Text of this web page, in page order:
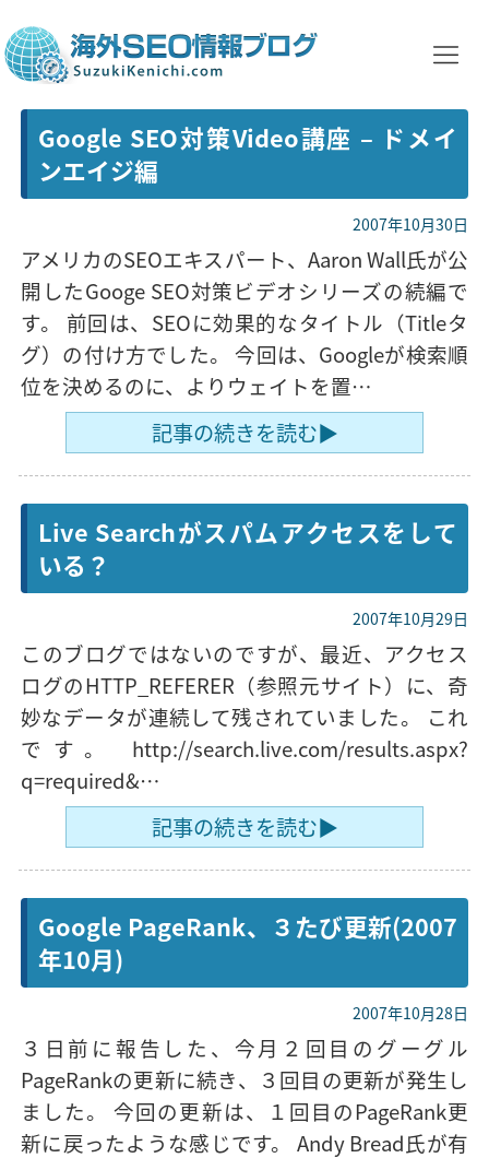
Google SEO対策Video講座 – ドメイ
ンエイジ編
2007年10月30日
アメリカのSEOエキスパート、Aaron Wall氏が公
開したGooge SEO対策ビデオシリーズの続編で
す。 前回は、SEOに効果的なタイトル（Titleタ
グ）の付け方でした。 今回は、Googleが検索順
位を決めるのに、よりウェイトを置…
記事の続きを読む▶
Live Searchがスパムアクセスをして
いる？
2007年10月29日
このブログではないのですが、最近、アクセス
ログのHTTP_REFERER（参照元サイト）に、奇
妙なデータが連続して残されていました。 これ
です。 http://search.live.com/results.aspx?
q=required&…
記事の続きを読む▶
Google PageRank、３たび更新(2007
年10月)
2007年10月28日
３日前に報告した、今月２回目のグーグル
PageRankの更新に続き、３回目の更新が発生し
ました。 今回の更新は、１回目のPageRank更
新に戻ったような感じです。 Andy Bread氏が有